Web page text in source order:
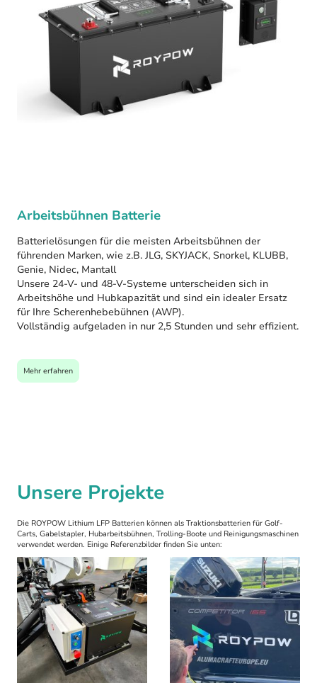
Arbeitsbühnen Batterie
Batterielösungen für die meisten Arbeitsbühnen der
führenden Marken, wie z.B. JLG, SKYJACK, Snorkel, KLUBB,
Genie, Nidec, Mantall
Unsere 24-V- und 48-V-Systeme unterscheiden sich in
Arbeitshöhe und Hubkapazität und sind ein idealer Ersatz
für Ihre Scherenhebebühnen (AWP).
Vollständig aufgeladen in nur 2,5 Stunden und sehr effizient.
Mehr erfahren
Unsere Projekte
Die ROYPOW Lithium LFP Batterien können als Traktionsbatterien für Golf-
Carts, Gabelstapler, Hubarbeitsbühnen, Trolling-Boote und Reinigungsmaschinen
verwendet werden. Einige Referenzbilder finden Sie unten: